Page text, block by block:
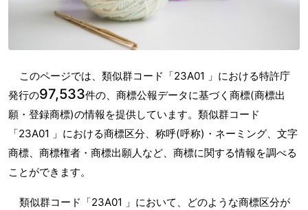
このページでは、類似群コード「23A01 」における特許庁
発行の97,533件の、商標公報データに基づく商標(商標出
願・登録商標)の情報を提供しています。類似群コード
「23A01 」における商標区分、称呼(呼称)・ネーミング、文字
商標、商標権者・商標出願人など、商標に関する情報を調べる
ことができます。
類似群コード「23A01 」において、どのような商標区分が